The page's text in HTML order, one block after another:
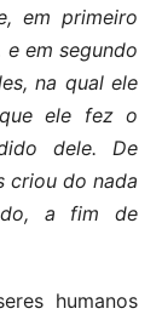
em primeiro
em segundo
na qual ele
ele fez o
dele. De
criou do nada
a fim de
humanos